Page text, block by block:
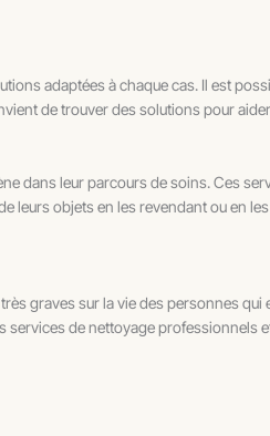
adaptées à chaque cas. Il est
de trouver des solutions pour
dans leur parcours de soins. Ces
leurs objets en les revendant ou en
graves sur la vie des personnes
de nettoyage professionnels